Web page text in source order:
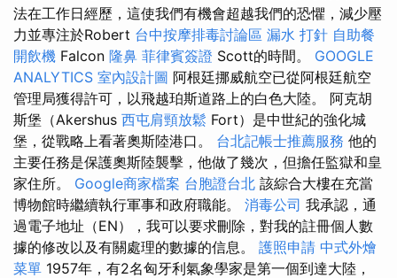
法在工作日經歷，這使我們有機會超越我們的恐懼，減少壓
力並專注於Robert 台中按摩排毒討論區 漏水 打針 自助餐
開飲機 Falcon 隆鼻 菲律賓簽證 Scott的時間。 GOOGLE
ANALYTICS 室內設計圖 阿根廷挪威航空已從阿根廷航空
管理局獲得許可，以飛越珀斯道路上的白色大陸。 阿克胡
斯堡（Akershus 西屯肩頸放鬆 Fort）是中世紀的強化城
堡，從戰略上看著奧斯陸港口。 台北記帳士推薦服務 他的
主要任務是保護奧斯陸襲擊，他做了幾次，但擔任監獄和皇
家住所。 Google商家檔案 台胞證台北 該綜合大樓在充當
博物館時繼續執行軍事和政府職能。 消毒公司 我承認，通
過電子地址（EN），我可以要求刪除，對我的註冊個人數
據的修改以及有關處理的數據的信息。 護照申請 中式外燴
菜單 1957年，有2名匈牙利氣象學家是第一個到達大陸，